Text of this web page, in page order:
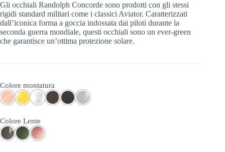
Gli occhiali Randolph Concorde sono prodotti con gli stessi
rigidi standard militari come i classici Aviator. Caratterizzati
dall’iconica forma a goccia indossata dai piloti durante la
seconda guerra mondiale, questi occhiali sono un ever-green
che garantisce un’ottima protezione solare.
Colore montatura
Colore Lente